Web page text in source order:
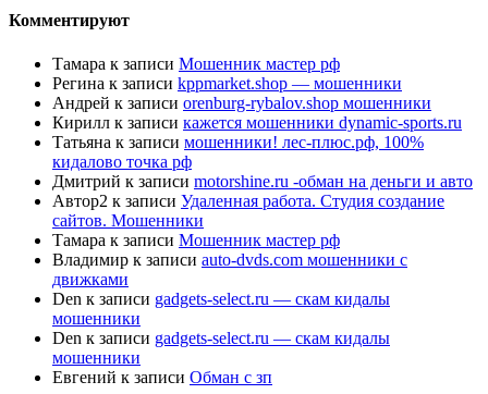
Комментируют
Тамара к записи Мошенник мастер рф
Регина к записи kppmarket.shop — мошенники
Андрей к записи orenburg-rybalov.shop мошенники
Кирилл к записи кажется мошенники dynamic-sports.ru
Татьяна к записи мошенники! лес-плюс.рф, 100%
кидалово точка рф
Дмитрий к записи motorshine.ru -обман на деньги и авто
Автор2 к записи Удаленная работа. Студия создание
сайтов. Мошенники
Тамара к записи Мошенник мастер рф
Владимир к записи auto-dvds.com мошенники с
движками
Den к записи gadgets-select.ru — скам кидалы
мошенники
Den к записи gadgets-select.ru — скам кидалы
мошенники
Евгений к записи Обман с зп